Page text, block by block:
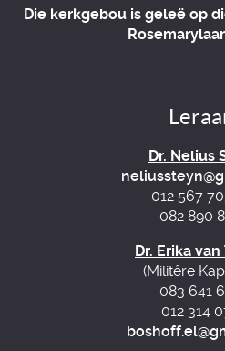
Die kerkgebou is geleë op
Dr. Nelius
012 567
082 890
Dr. Erika
(Militêre
083 641
012 314